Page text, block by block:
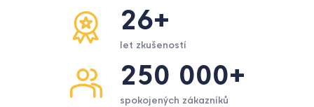
26+
let zkušeností
250 000+
spokojených zákazníků